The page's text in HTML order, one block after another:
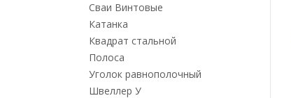
Сваи Винтовые
Катанка
Квадрат стальной
Полоса
Уголок равнополочный
Швеллер У